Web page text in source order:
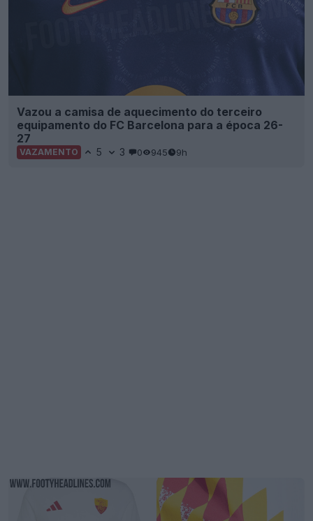
Vazou a camisa de aquecimento do terceiro
equipamento do FC Barcelona para a época 26-
27
VAZAMENTO 5 3 0 945 9h